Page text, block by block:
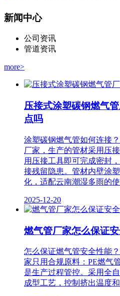
新闻中心
公司资讯
管道资讯
more>
压接式涂塑碳钢燃气
点吗
涂塑碳钢燃气管如何连接
厂家，生产的管材采用压
用压接工具即可完成密封
接残留隐患。管材内壁涂
化，适配云南潮湿多雨的使
2025-12-20
燃气管厂家怎么保证
怎么保证燃气管安全性能
家只用合规原料：PE燃气
是生产过程管控。采用全
成型工艺，控制挤出温度和